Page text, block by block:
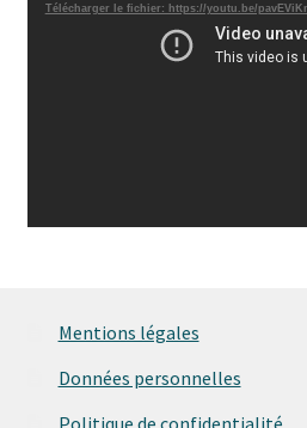
Télécharger le fichier: https://youtu.be/
Mentions légales
Données personnelles